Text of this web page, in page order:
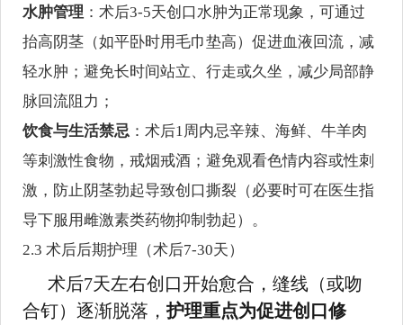
水肿管理 ：术后3-5天创口水肿为正常现象，可通过
抬高阴茎（如平卧时用毛巾垫高）促进血液回流，减
轻水肿；避免长时间站立、行走或久坐，减少局部静
脉回流阻力；
饮食与生活禁忌 ：术后1周内忌辛辣、海鲜、牛羊肉
等刺激性食物，戒烟戒酒；避免观看色情内容或性刺
激，防止阴茎勃起导致创口撕裂（必要时可在医生指
导下服用雌激素类药物抑制勃起）。
2.3 术后后期护理（术后7-30天）
术后7天左右创口开始愈合，缝线（或吻
合钉）逐渐脱落，护理重点为促进创口修